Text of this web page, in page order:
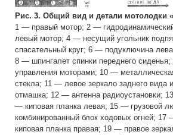
Рис. 3. Общий вид и детали мотолодки
1 — правый мотор; 2 —
левый мотор; 4 — несущий угольник
спасательный круг; 6 — подуключина
8 — шпингалет спинки переднего
управления моторами; 10 —
стекла; 11 — левое зеркало заднего вида
отмашка; 12 — антенна радиоустановки;
— киповая планка левая; 15 — грузовой
комбинированный блок ходовых огней;
киповая планка правая; 19 — правое